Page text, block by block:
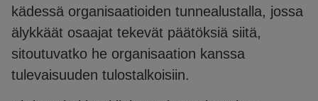
kädessä organisaatioiden tunnealustalla, jossa
älykkäät osaajat tekevät päätöksiä siitä,
sitoutuvatko he organisaation kanssa
tulevaisuuden tulostalkoisiin.